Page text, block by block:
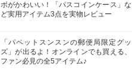
ボがかわいい！「パスコインケース」な
ど実用アイテム3点を実物レビュー
「パペットスンスンの郵便局限定グッ
ズ」が出るよ！オンラインでも買える、
ファン必見の全5アイテム♪